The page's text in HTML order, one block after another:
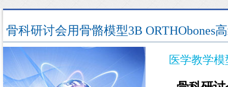
骨科研讨会用骨骼模型3B ORTHObones
医学教学模